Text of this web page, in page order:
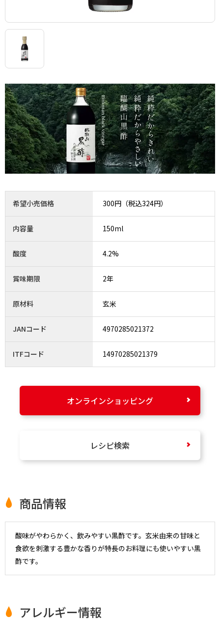
希望小売価格 300円（税込324円）
内容量 150ml
酸度 4.2%
賞味期限 2年
原材料 玄米
JANコード 4970285021372
ITFコード 14970285021379
オンラインショッピング
レシピ検索
商品情報
酸味がやわらかく、飲みやすい黒酢です。玄米由来の甘味と
食欲を刺激する豊かな香りが特長のお料理にも使いやすい黒
酢です。
アレルギー情報